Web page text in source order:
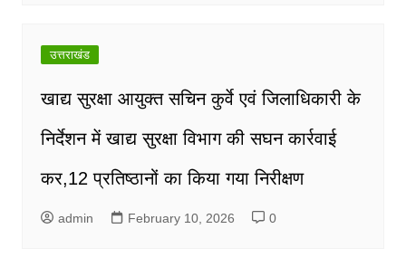
उत्तराखंड
खाद्य सुरक्षा आयुक्त सचिन कुर्वे एवं जिलाधिकारी के
निर्देशन में खाद्य सुरक्षा विभाग की सघन कार्रवाई
कर,12 प्रतिष्ठानों का किया गया निरीक्षण
admin February 10, 2026 0